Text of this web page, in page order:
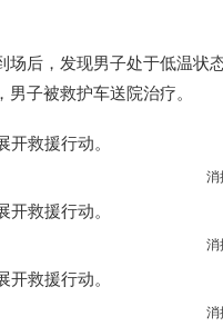
场后，发现男子处于低温状
子被救护车送院治疗。
消
消
消